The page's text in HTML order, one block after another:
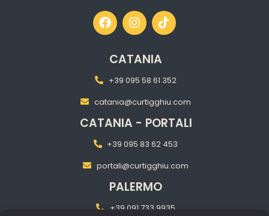
CATANIA
+39 095 58 61 352
catania@curtigghiu.com
CATANIA - PORTALI
+39 095 83 62 453
portali@curtigghiu.com
PALERMO
+39 091 733 9935